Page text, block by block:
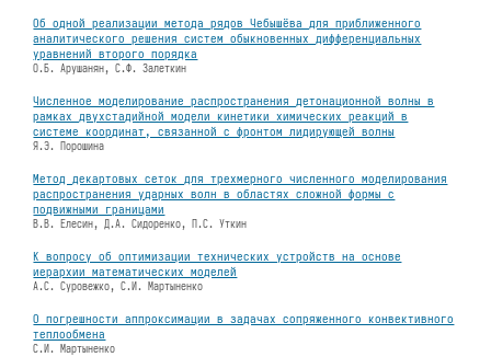
Об одной реализации метода рядов Чебышёва для приближенного
аналитического решения систем обыкновенных дифференциальных
уравнений второго порядка
О.Б. Арушанян, С.Ф. Залеткин
Численное моделирование распространения детонационной волны в
рамках двухстадийной модели кинетики химических реакций в
системе координат, связанной с фронтом лидирующей волны
Я.Э. Порошина
Метод декартовых сеток для трехмерного численного моделирования
распространения ударных волн в областях сложной формы с
подвижными границами
В.В. Елесин, Д.А. Сидоренко, П.С. Уткин
К вопросу об оптимизации технических устройств на основе
иерархии математических моделей
А.С. Суровежко, С.И. Мартыненко
О погрешности аппроксимации в задачах сопряженного конвективного
теплообмена
С.И. Мартыненко